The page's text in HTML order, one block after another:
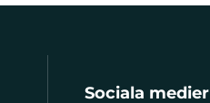
Sociala medier